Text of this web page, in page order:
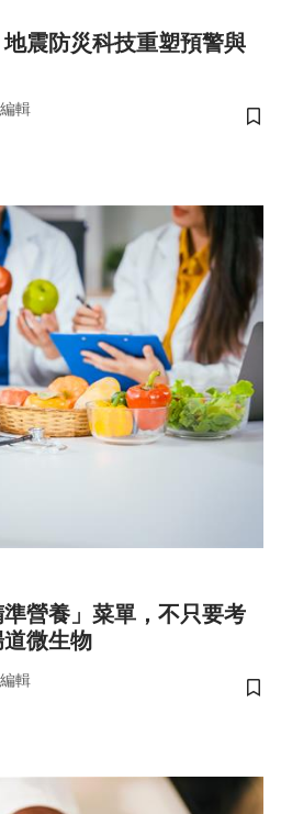
震防災科技重塑預警與
輯
儲
營養」菜單，不只要考
微生物
輯
儲